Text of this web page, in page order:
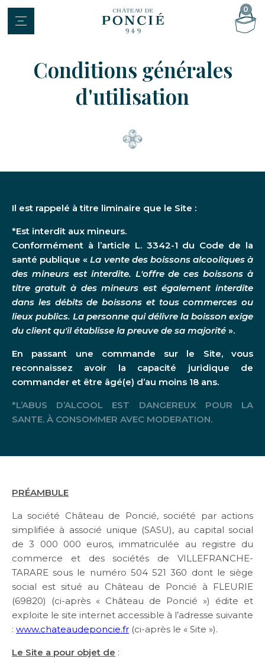
Une histoire millénaire
L'agriculture biologique, moteur de
notre écosystème
Des vignerons indépendants et
Visites et dégustations
La boutique
du Château
CONNEXION
CONTACT
BONS CADEAUX
RAPPORT RSE
0
Conditions générales
d'utilisation
Il est rappelé à titre liminaire que le Site :
*Est interdit aux mineurs.
Conformément à l’article L. 3342-1 du Code de la
santé publique «La vente des boissons alcooliques à
des mineurs est interdite. L'offre de ces boissons à
titre gratuit à des mineurs est également interdite
dans les débits de boissons et tous commerces ou
lieux publics. La personne qui délivre la boisson exige
du client qu'il établisse la preuve de sa majorité ».
En passant une commande sur le Site, vous
reconnaissez avoir la capacité juridique de
commander et être âgé(e) d’au moins 18 ans.
*L’ABUS D’ALCOOL EST DANGEREUX POUR LA
SANTE. À CONSOMMER AVEC MODERATION.
PRÉAMBULE
La société Château de Poncié, société par actions
simplifiée à associé unique (SASU), au capital social
de 3 000 000 euros, immatriculée au registre du
commerce et des sociétés de VILLEFRANCHE-
TARARE sous le numéro 504 521 360 dont le siège
social est situé au Château de Poncié à FLEURIE
(69820) (ci-après « Château de Poncié ») édite et
exploite le site internet accessible à l’adresse suivante
: www.chateaudeponcie.fr (ci-après le « Site »).
Le Site a pour objet de :